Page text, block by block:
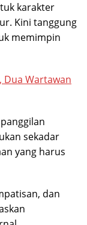
karakter
Kini tanggung
memimpin
Dua Wartawan
sekadar
yang harus
dan